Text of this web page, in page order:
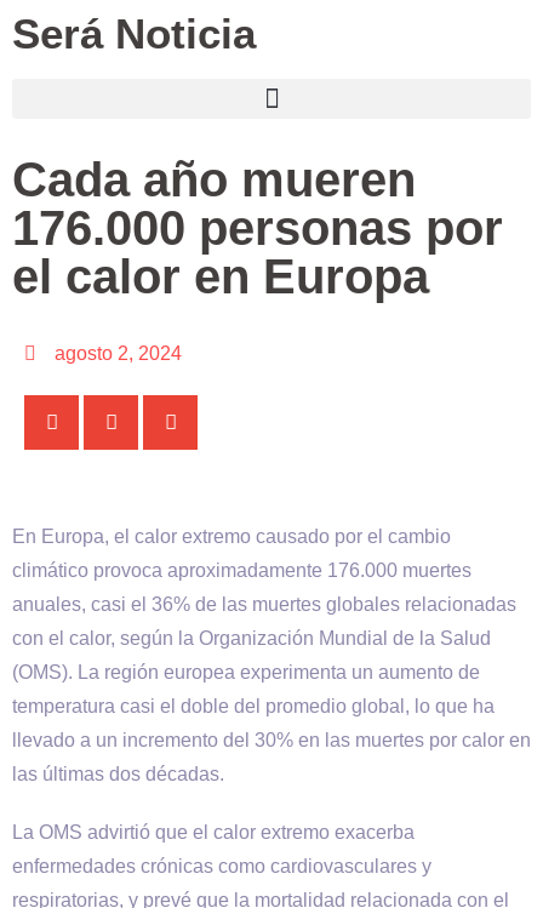
Será Noticia
Cada año mueren
176.000 personas por
el calor en Europa
agosto 2, 2024
En Europa, el calor extremo causado por el cambio
climático provoca aproximadamente 176.000 muertes
anuales, casi el 36% de las muertes globales relacionadas
con el calor, según la Organización Mundial de la Salud
(OMS). La región europea experimenta un aumento de
temperatura casi el doble del promedio global, lo que ha
llevado a un incremento del 30% en las muertes por calor en
las últimas dos décadas.
La OMS advirtió que el calor extremo exacerba
enfermedades crónicas como cardiovasculares y
respiratorias, y prevé que la mortalidad relacionada con el